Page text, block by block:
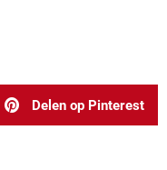
Delen op Pinterest